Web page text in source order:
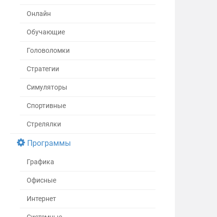
Онлайн
Обучающие
Головоломки
Стратегии
Симуляторы
Спортивные
Стрелялки
Программы
Графика
Офисные
Интернет